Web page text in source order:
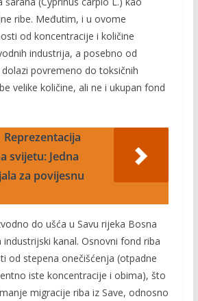
ribe. Međutim, i u ovome
od koncentracije i količine
industrija, a po­sebno od
povremeno do toksičnih
velike količine, ali ne i ukupan fond
Reprezentacija
svijetu: Jedna
za povijesnu
do ušća u Savu rijeka Bosna
kanal. Osnovni fond riba
od stepena onečišćenja (otpadne
iste koncentracije i obima), što
migracije riba iz Save, odnosno